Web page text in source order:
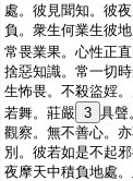
處。彼見聞知。彼
負。衆生何業生彼
常畏業果。心性正
捨惡知識。常一切
生怖畏。不殺盜婬
若舞。莊嚴 3 具聲
觀察。無不善心。
別。彼若如是不起
夜摩天中積負地處